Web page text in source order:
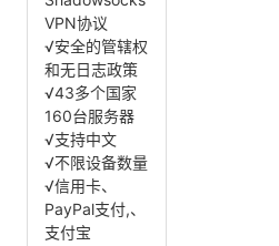
VPN协议
√安全的管辖权
和无日志政策
√43多个国家
160台服务器
√支持中文
√不限设备数量
√信用卡、
PayPal支付,、
支付宝